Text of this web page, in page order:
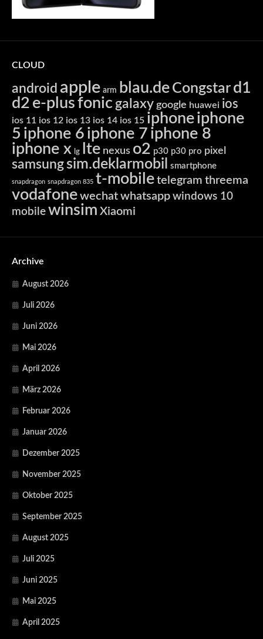
CLOUD
android apple arm blau.de Congstar d1
d2 e-plusfonic galaxy google huawei ios
ios 11 ios 12 ios 13 ios 14 ios 15 iphoneiphone
5 iphone 6 iphone 7 iphone 8
iphone x lg lte nexus o2 p30 p30 pro pixel
samsung sim.deklarmobil smartphone
snapdragon snapdragon 835 t-mobile telegram threema
vodafone wechat whatsapp windows 10
mobile winsim Xiaomi
Archive
August 2026
Juli 2026
Juni 2026
Mai 2026
April 2026
März 2026
Februar 2026
Januar 2026
Dezember 2025
November 2025
Oktober 2025
September 2025
August 2025
Juli 2025
Juni 2025
Mai 2025
April 2025